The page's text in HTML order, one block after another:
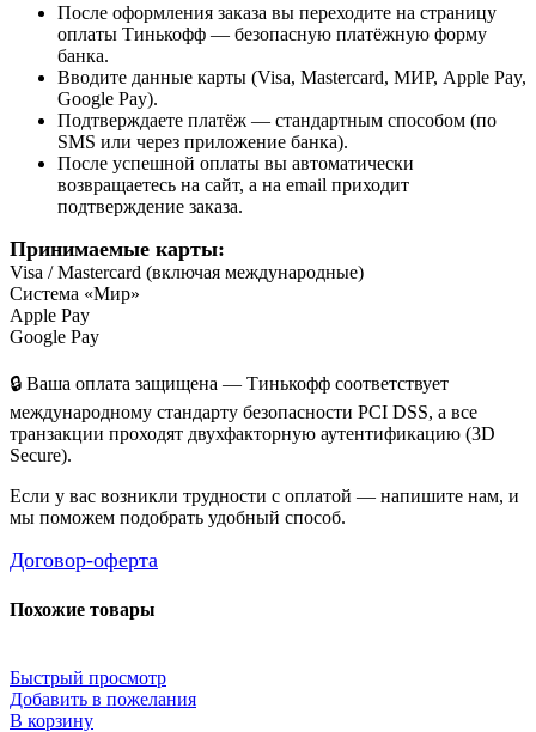
После оформления заказа вы переходите на страницу
оплаты Тинькофф — безопасную платёжную форму
банка.
Вводите данные карты (Visa, Mastercard, МИР, Apple Pay,
Google Pay).
Подтверждаете платёж — стандартным способом (по
SMS или через приложение банка).
После успешной оплаты вы автоматически
возвращаетесь на сайт, а на email приходит
подтверждение заказа.
Принимаемые карты:
Visa / Mastercard (включая международные)
Система «Мир»
Apple Pay
Google Pay
🔒 Ваша оплата защищена — Тинькофф соответствует
международному стандарту безопасности PCI DSS, а все
транзакции проходят двухфакторную аутентификацию (3D
Secure).
Если у вас возникли трудности с оплатой — напишите нам, и
мы поможем подобрать удобный способ.
Договор-оферта
Похожие товары
Быстрый просмотр
Добавить в пожелания
В корзину